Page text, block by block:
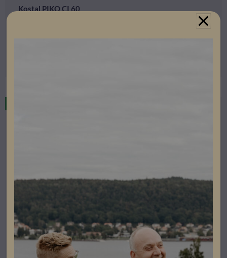
Kostal PIKO CI 60
Fyndhörna